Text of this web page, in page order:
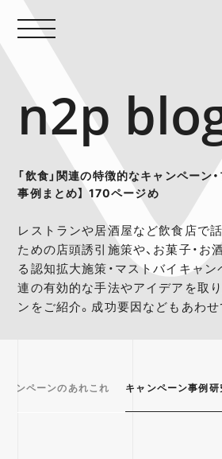
n2p
「飲食」関連の特徴的なキャンペーン
事例まとめ】 170ページめ
レストランや居酒屋など飲食店で
ための店頭誘引施策や、お菓子・お
る認知拡大施策・マストバイキャン
連の有効的な手法やアイデアを取
ンをご紹介。成功要因などもあわせ
ャンペーンのあれこれ キャンペーン事例研